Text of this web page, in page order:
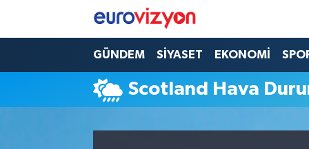
GÜNDEM SİYASET EKONOMİ
Scotland Hava